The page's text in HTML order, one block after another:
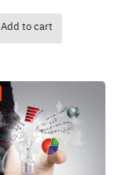
Add to cart